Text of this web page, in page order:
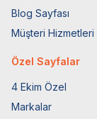
Blog Sayfası
Müşteri Hizmetleri
Özel Sayfalar
4 Ekim Özel
Markalar